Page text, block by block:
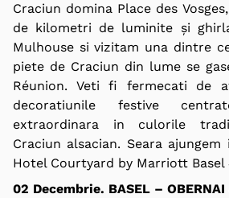
Craciun domina Place des
de kilometri de luminite și
Mulhouse si vizitam una dintre
piete de Craciun din lume se
Réunion. Veti fi fermecati de
decoratiunile festive
extraordinara in culorile
Craciun alsacian. Seara ajungem
Hotel Courtyard by Marriott Basel
02 Decembrie. BASEL – OBERNAI